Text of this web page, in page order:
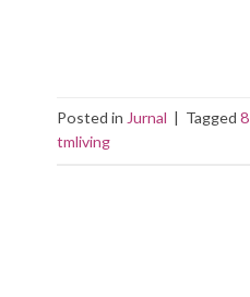
Posted in Jurnal | Tagged
tmliving